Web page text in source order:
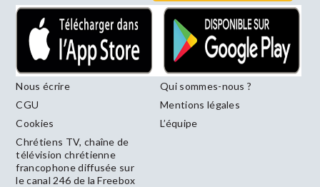
Nous écrire
Qui sommes-nous ?
CGU
Mentions légales
Cookies
L’équipe
Chrétiens TV, chaîne de
télévision chrétienne
francophone diffusée sur
le canal 246 de la Freebox